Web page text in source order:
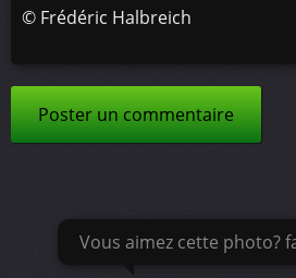
© Frédéric Halbreich
Poster un commentaire
Vous aimez cette photo?